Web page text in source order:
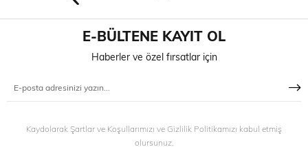
E-BÜLTENE KAYIT OL
Haberler ve özel fırsatlar için
Kaydolarak Şartlar ve Koşullarımızı ve Gizlilik Politikamızı kabul etmiş
olursunuz.